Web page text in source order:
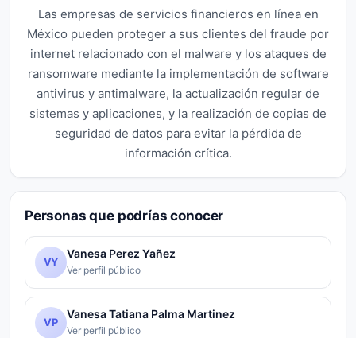
Las empresas de servicios financieros en línea en
México pueden proteger a sus clientes del fraude por
internet relacionado con el malware y los ataques de
ransomware mediante la implementación de software
antivirus y antimalware, la actualización regular de
sistemas y aplicaciones, y la realización de copias de
seguridad de datos para evitar la pérdida de
información crítica.
Personas que podrías conocer
VY
Vanesa Perez Yañez
Ver perfil público
VP
Vanesa Tatiana Palma Martinez
Ver perfil público